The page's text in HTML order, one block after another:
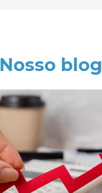
Nosso blog